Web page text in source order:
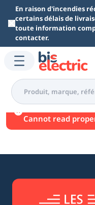
Aller au contenu
En raison d'incendies
certains délais de
toute information
contacter.
Une erreur
Cannot read